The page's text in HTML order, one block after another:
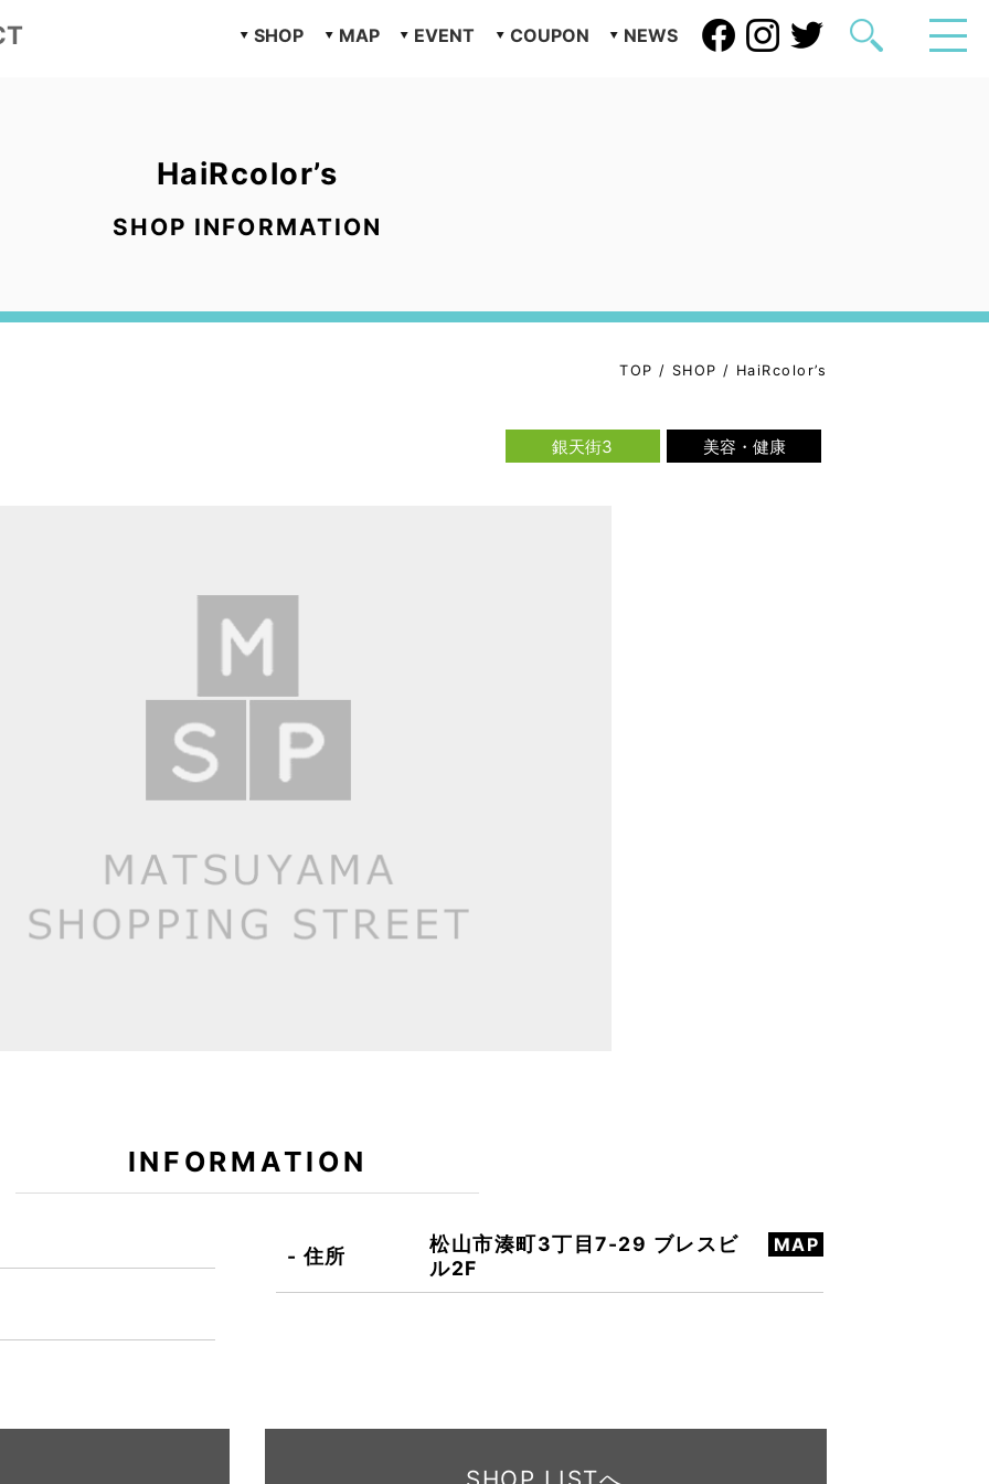
SHOP MAP EVENT COUPON NEWS
HaiRcolor’s
SHOP INFORMATION
TOP / SHOP / HaiRcolor’s
銀天街3 美容・健康
INFORMATION
住所
松山市湊町3丁目7-29 ブレスビ
ル2F
MAP